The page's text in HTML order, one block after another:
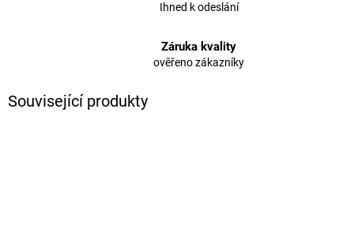
Ihned k odeslání
Záruka kvality
ověřeno zákazníky
Související produkty